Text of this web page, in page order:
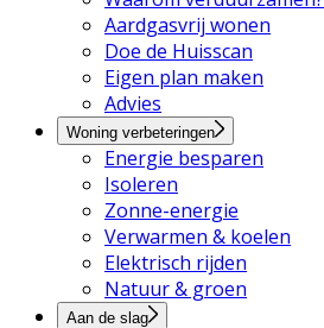
Aardgasvrij wonen
Doe de Huisscan
Eigen plan maken
Advies
Woning verbeteringen
Energie besparen
Isoleren
Zonne-energie
Verwarmen & koelen
Elektrisch rijden
Natuur & groen
Aan de slag